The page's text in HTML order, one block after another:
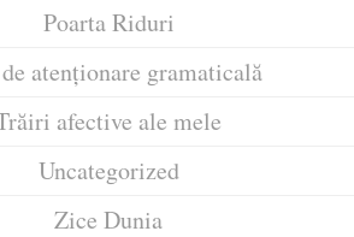
Poarta Riduri
atenționare gramaticală
afective ale mele
Uncategorized
Zice Dunia